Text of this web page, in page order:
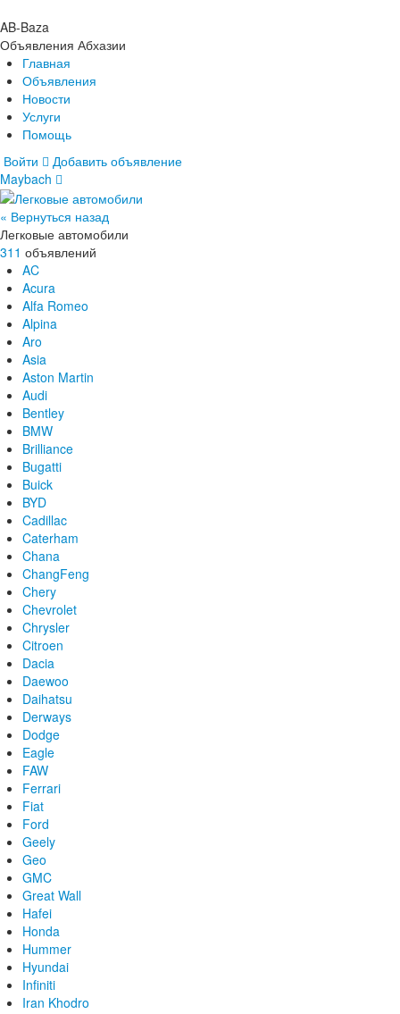
AB-Baza
Объявления Абхазии
Главная
Объявления
Новости
Услуги
Помощь
Войти
Добавить объявление
Главная
Объявления
Новости
Услуги
Помощь
Maybach
« Вернуться назад
Легковые автомобили
311 объявлений
AC
Acura
Alfa Romeo
Alpina
Aro
Asia
Aston Martin
Audi
Bentley
BMW
Brilliance
Bugatti
Buick
BYD
Cadillac
Caterham
Chana
ChangFeng
Chery
Chevrolet
Chrysler
Citroen
Dacia
Daewoo
Daihatsu
Derways
Dodge
Eagle
FAW
Ferrari
Fiat
Ford
Geely
Geo
GMC
Great Wall
Hafei
Honda
Hummer
Hyundai
Infiniti
Iran Khodro